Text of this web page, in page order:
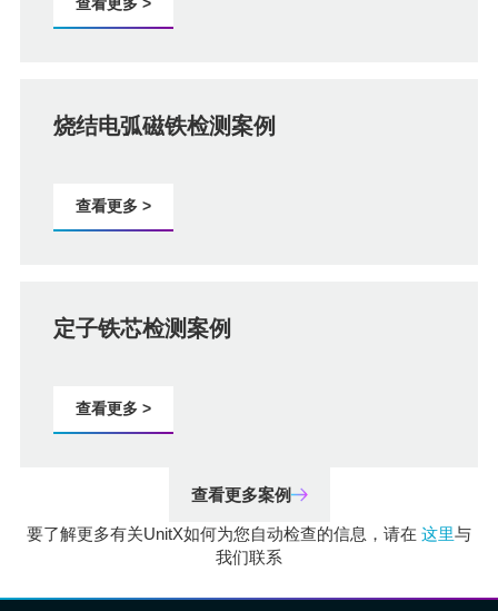
烧结电弧磁铁检测案例
查看更多 >
定子铁芯检测案例
查看更多 >
查看更多案例
要了解更多有关UnitX如何为您自动检查的信息，请在 这里与
我们联系